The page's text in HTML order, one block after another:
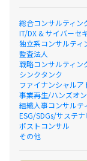
総合コンサルティン
IT/DX & サイバーセ
独立系コンサルティ
監査法人
戦略コンサルティン
シンクタンク
ファイナンシャルア
事業再生/ハンズオ
組織人事コンサルテ
ESG/SDGs/サステ
ポストコンサル
その他